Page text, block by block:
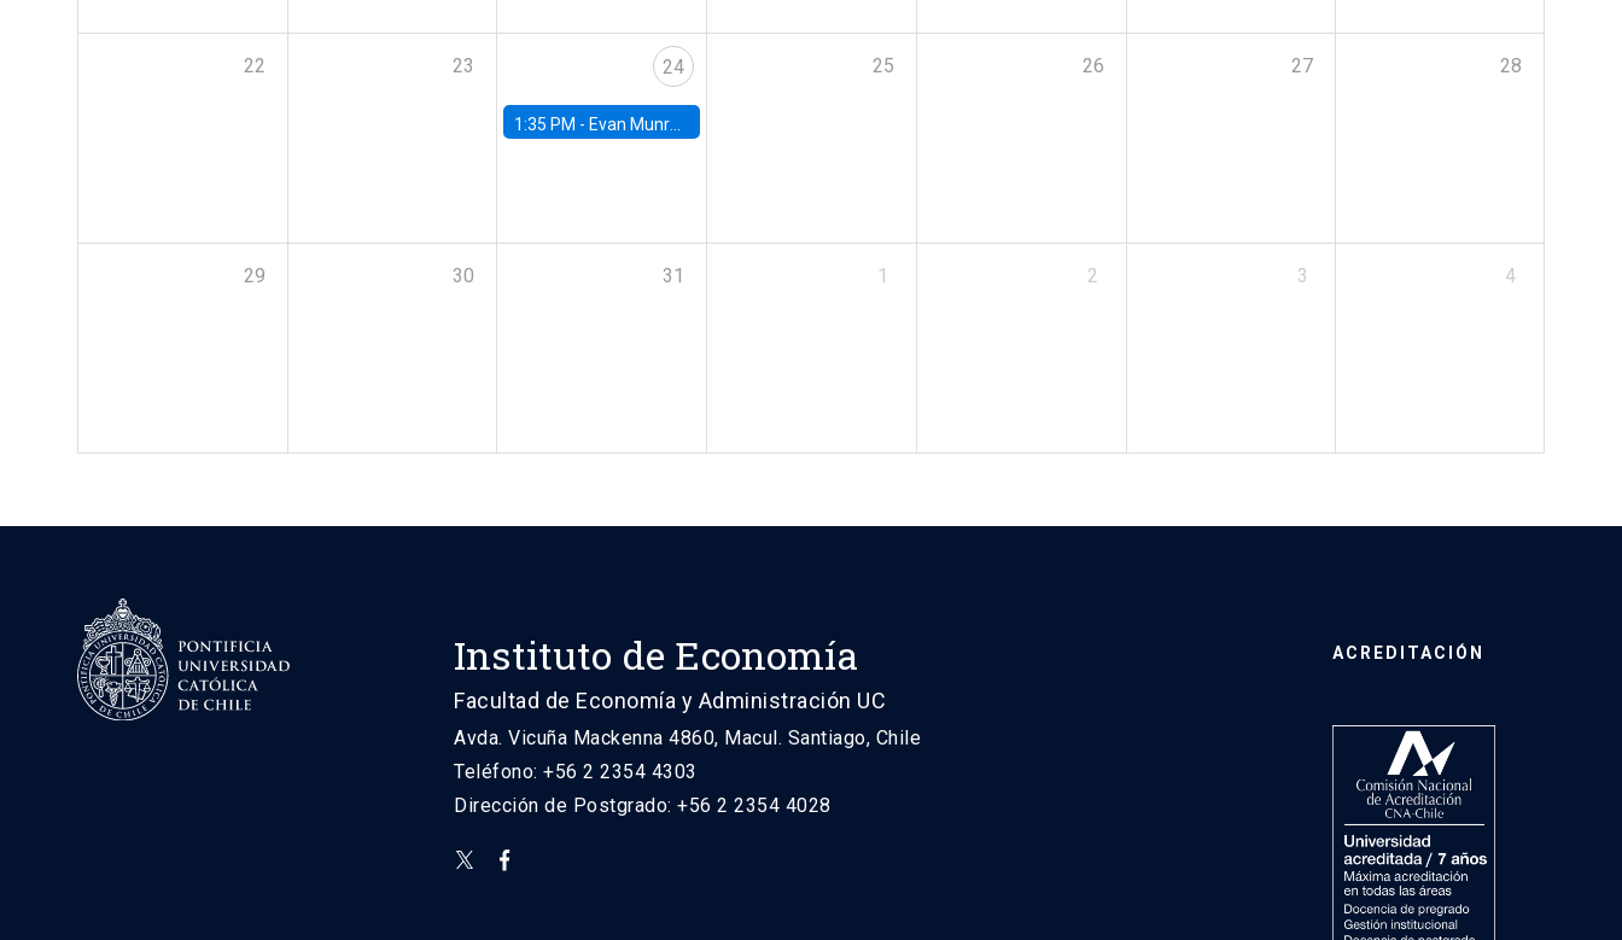
22 23 24
1:35 PM - Evan Munro, Neyman Visiting Assistant Professor in the Department of Statistics at UC Berkeley
25 26 27 28
29 30 31 1 2 3 4
Instituto de Economía
Facultad de Economía y Administración UC
Avda. Vicuña Mackenna 4860, Macul. Santiago, Chile
Teléfono: +56 2 2354 4303
Dirección de Postgrado: +56 2 2354 4028
ACREDITACIÓN